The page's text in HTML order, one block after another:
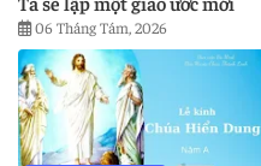
06 Tháng Tám, 2026